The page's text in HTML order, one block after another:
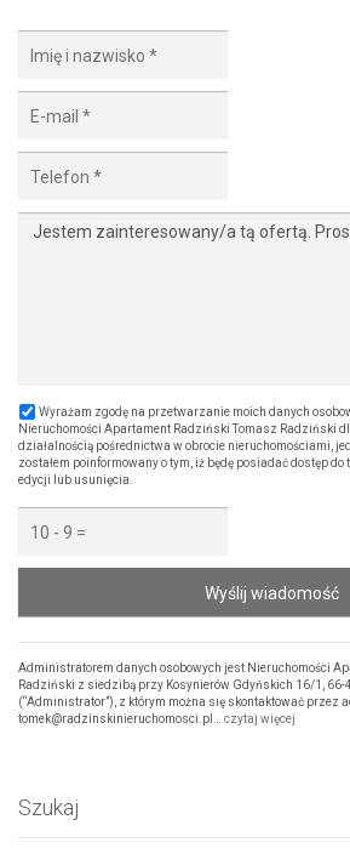
Wyrażam zgodę na przetwarzanie moich danych
Nieruchomości Apartament Radziński Tomasz Radziński
działalnością pośrednictwa w obrocie nieruchomościami,
zostałem poinformowany o tym, iż będę posiadać dostęp
edycji lub usunięcia.
Wyślij wiadomość
Administratorem danych osobowych jest Nieruchomości
Radziński z siedzibą przy Kosynierów Gdyńskich 16/1, 66-
(“Administrator”), z którym można się skontaktować przez
tomek@radzinskinieruchomosci.pl… czytaj więcej
Szukaj